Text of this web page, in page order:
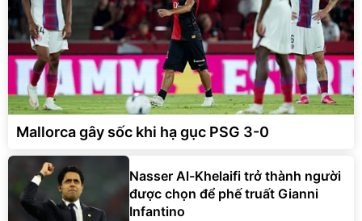
Mallorca gây sốc khi hạ gục PSG 3-0
Nasser Al-Khelaifi trở thành người
được chọn để phế truất Gianni
Infantino